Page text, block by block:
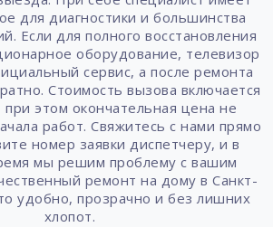
для диагностики и большинства
Если для полного восстановления
оборудование, телевизор
сервис, а после ремонта
Стоимость вызова включается
этом окончательная цена не
работ. Свяжитесь с нами прямо
номер заявки диспетчеру, и в
мы решим проблему с вашим
ремонт на дому в Санкт-
удобно, прозрачно и без лишних
хлопот.